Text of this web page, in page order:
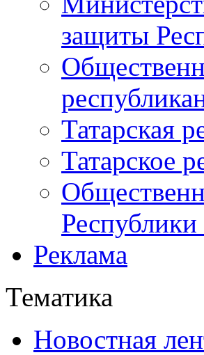
защиты
Татарская
Татарское
Республики
Реклама
Тематика
Новостная